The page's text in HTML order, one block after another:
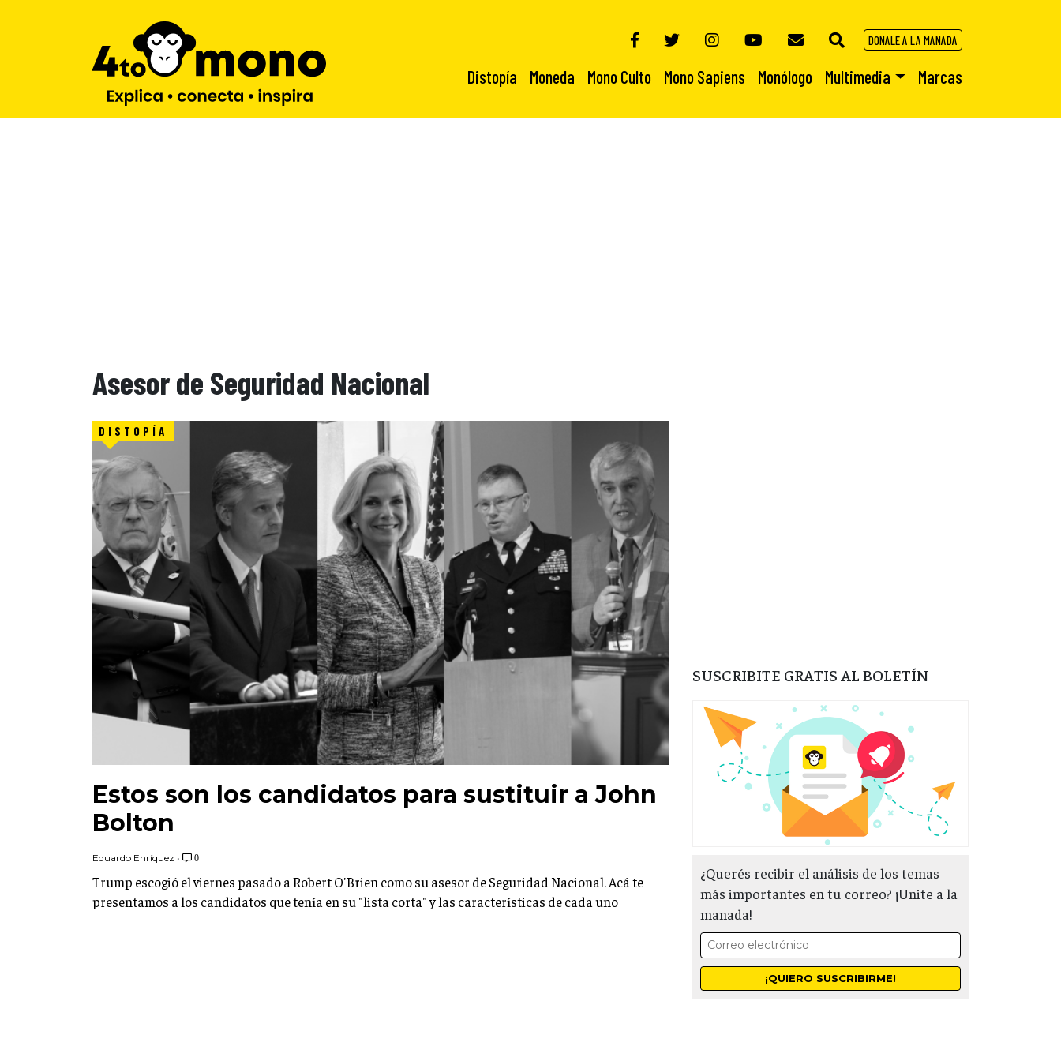
DONALE A LA MANADA
Distopía Moneda Mono Culto Mono Sapiens Monólogo Multimedia Marcas
Asesor de Seguridad Nacional
DISTOPÍA
Estos son los candidatos para sustituir a John
Bolton
Eduardo Enríquez • 0
Trump escogió el viernes pasado a Robert O'Brien como su asesor de Seguridad Nacional. Acá te
presentamos a los candidatos que tenía en su "lista corta" y las características de cada uno
SUSCRIBITE GRATIS AL BOLETÍN
¿Querés recibir el análisis de los temas
más importantes en tu correo? ¡Unite a la
manada!